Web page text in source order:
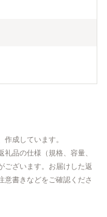
成しています。
品の仕様（規格、容量、
ございます。お届けした返
意書きなどをご確認くださ